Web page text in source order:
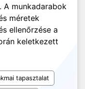
A munkadarabok
méretek
ellenőrzése a
keletkezett
tapasztalat